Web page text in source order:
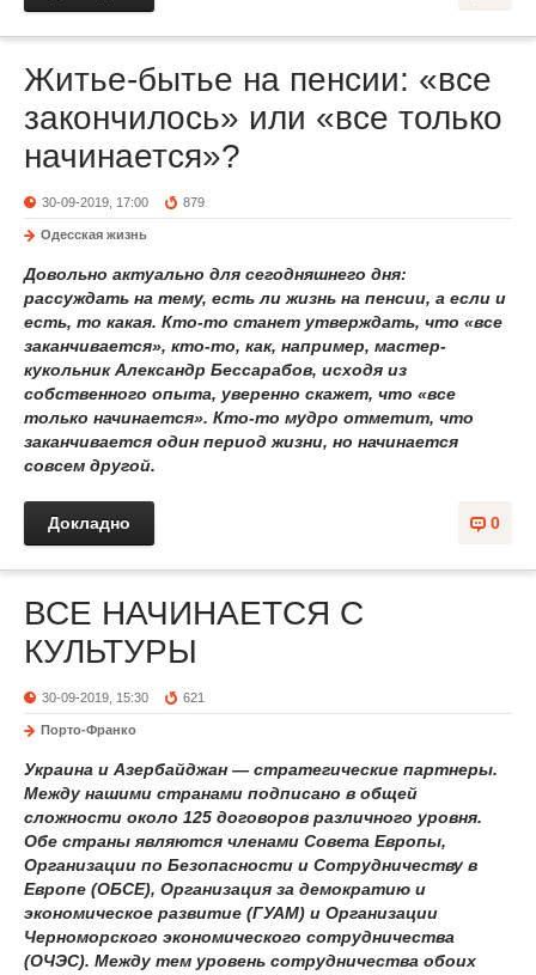
Житье-бытье на пенсии: «все
закончилось» или «все только
начинается»?
30-09-2019, 17:00 879
Одесская жизнь
Довольно актуально для сегодняшнего дня:
рассуждать на тему, есть ли жизнь на пенсии, а если и
есть, то какая. Кто-то станет утверждать, что «все
заканчивается», кто-то, как, например, мастер-
кукольник Александр Бессарабов, исходя из
собственного опыта, уверенно скажет, что «все
только начинается». Кто-то мудро отметит, что
заканчивается один период жизни, но начинается
совсем другой.
0
Докладно
ВСЕ НАЧИНАЕТСЯ С
КУЛЬТУРЫ
30-09-2019, 15:30 621
Порто-Франко
Украина и Азербайджан — стратегические партнеры.
Между нашими странами подписано в общей
сложности около 125 договоров различного уровня.
Обе страны являются членами Совета Европы,
Организации по Безопасности и Сотрудничеству в
Европе (ОБСЕ), Организация за демократию и
экономическое развитие (ГУАМ) и Организации
Черноморского экономического сотрудничества
(ОЧЭС). Между тем уровень сотрудничества обоих